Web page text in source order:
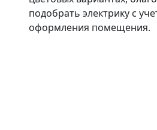
подобрать электрику с
оформления помещения.